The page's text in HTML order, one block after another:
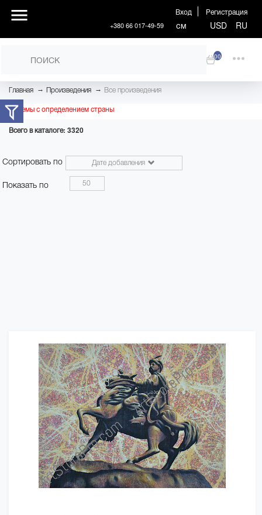
Вход Регистрация
+380 66 017-49-59 см USD RU
00
Главная → Произведения → Все произведения
Проблемы с определением страны
Всего в каталоге: 3320
Сортировать по Дате добавления
Показать по 50